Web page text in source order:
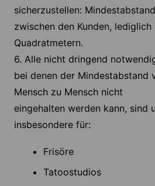
sicherzustellen:
zwischen den Kunden, lediglich
Quadratmetern.
6. Alle nicht dringend
bei denen der Mindestabstand
Mensch zu Mensch nicht
eingehalten werden kann, sind
insbesondere für:
Frisöre
Tatoostudios